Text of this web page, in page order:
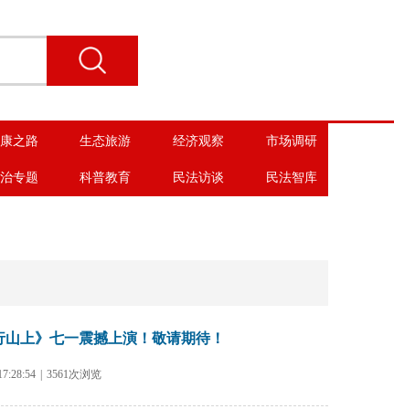
之路 生态旅游 经济观察 市场调研
专题 科普教育 民法访谈 民法智库
上》七一震撼上演！敬请期待！
| 3561次浏览